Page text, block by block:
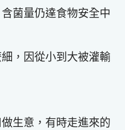
菌量仍達食物安全中
，因從小到大被灌輸
生意，有時走進來的